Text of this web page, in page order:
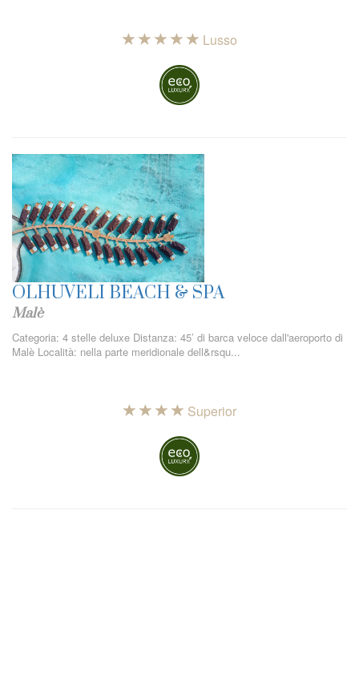
Lusso
OLHUVELI BEACH & SPA
Malè
Categoria: 4 stelle deluxe Distanza: 45’ di barca veloce dall'aeroporto di
Malè Località: nella parte meridionale dell&rsqu...
Superior